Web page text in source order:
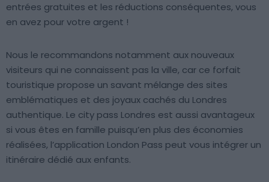
entrées gratuites et les réductions conséquentes, vous
en avez pour votre argent !
Nous le recommandons notamment aux nouveaux
visiteurs qui ne connaissent pas la ville, car ce forfait
touristique propose un savant mélange des sites
emblématiques et des joyaux cachés du Londres
authentique. Le city pass Londres est aussi avantageux
si vous êtes en famille puisqu’en plus des économies
réalisées, l’application London Pass peut vous intégrer un
itinéraire dédié aux enfants.